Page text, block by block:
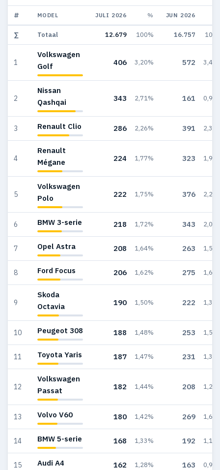
# MODEL JULI 2026 % JUN 2026
∑ Totaal 12.679 100% 16.757
1
Volkswagen
Golf
406 3,20% 572
2
Nissan
Qashqai
343 2,71% 161
3 Renault Clio 286 2,26% 391
4
Renault
Mégane
224 1,77% 323
5
Volkswagen
Polo
222 1,75% 376
6 BMW 3-serie 218 1,72% 343
7 Opel Astra 208 1,64% 263
8 Ford Focus 206 1,62% 275
9
Skoda
Octavia
190 1,50% 222
10 Peugeot 308 188 1,48% 253
11 Toyota Yaris 187 1,47% 231
12
Volkswagen
Passat
182 1,44% 208
13 Volvo V60 180 1,42% 269
14 BMW 5-serie 168 1,33% 192
15 Audi A4 162 1,28% 163